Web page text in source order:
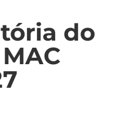
do